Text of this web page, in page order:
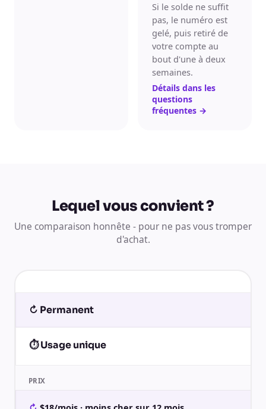
Si le solde ne suffit
pas, le numéro est
gelé, puis retiré de
votre compte au
bout d'une à deux
semaines.
Détails dans les
questions
fréquentes →
Lequel vous convient ?
Une comparaison honnête - pour ne pas vous tromper
d'achat.
↻ Permanent
⏱ Usage unique
PRIX